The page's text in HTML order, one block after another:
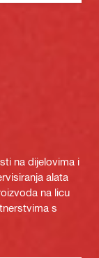
na dijelovima i
alata
na licu
s